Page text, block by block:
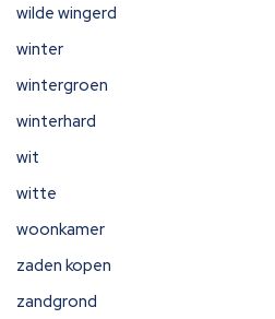
wilde wingerd
winter
wintergroen
winterhard
wit
witte
woonkamer
zaden kopen
zandgrond